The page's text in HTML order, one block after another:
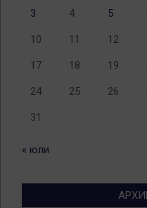
3 4 5
10 11 12
17 18 19
24 25 26
31
« юли